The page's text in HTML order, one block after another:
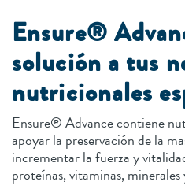
Ensure®
solución a tus
nutricionales
Ensure® Advance contiene
apoyar la preservación de la
incrementar la fuerza y
proteínas, vitaminas,